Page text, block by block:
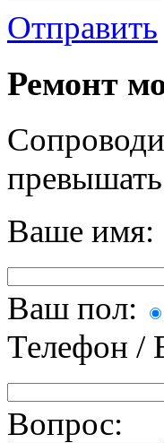
Отправить
Ремонт
Ваше имя:
Ваш пол:
Телефон /
Вопрос: